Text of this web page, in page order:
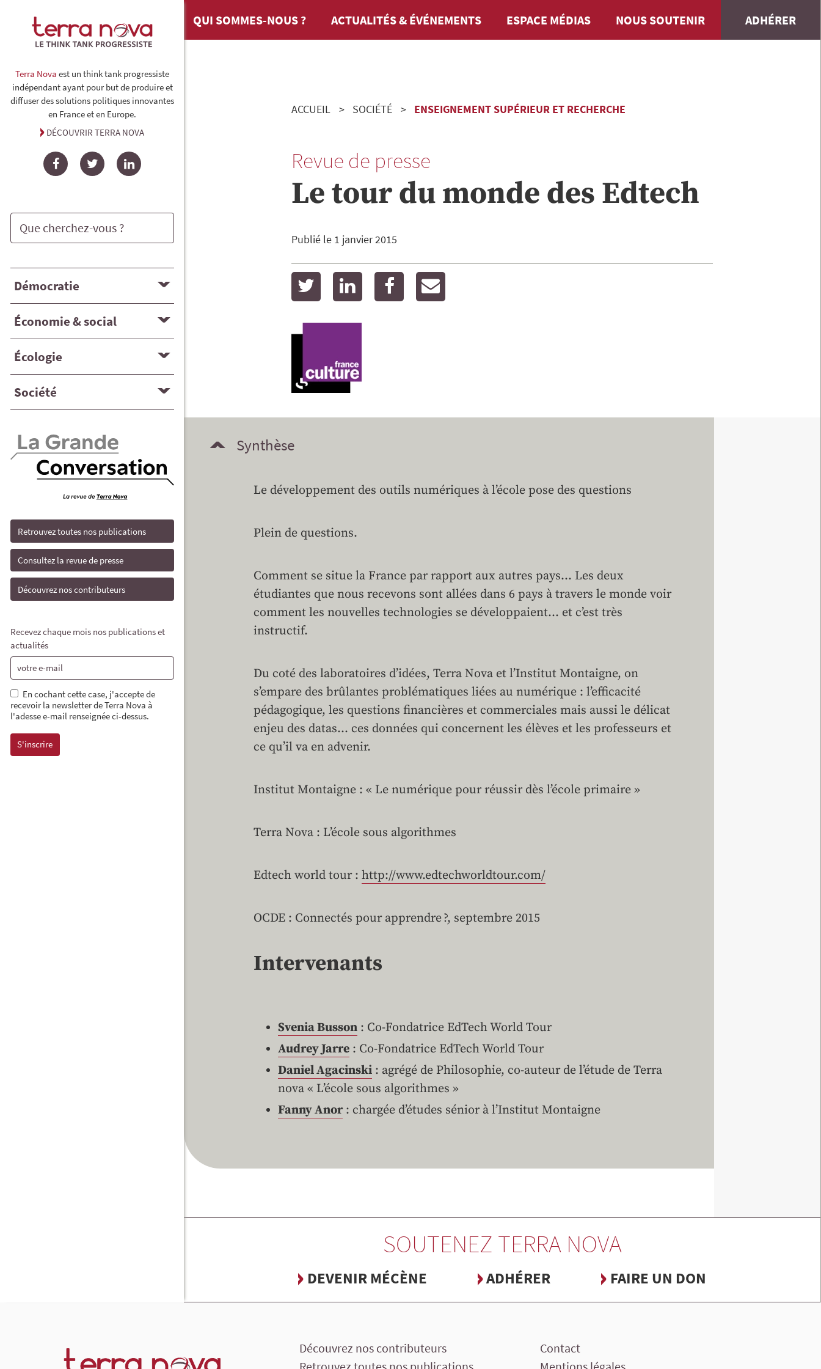
Terra Nova est un think tank progressiste
indépendant ayant pour but de produire et
diffuser des solutions politiques innovantes
en France et en Europe.
DÉCOUVRIR TERRA NOVA
FacebookTwitterLinkedIn
Démocratie
Économie & social
Écologie
Société
Retrouvez toutes nos publications
Consultez la revue de presse
Découvrez nos contributeurs
Recevez chaque mois nos publications et
actualités
En cochant cette case, j'accepte de
recevoir la newsletter de Terra Nova à
l'adesse e-mail renseignée ci-dessus.
QUI SOMMES-NOUS ? ACTUALITÉS & ÉVÉNEMENTS ESPACE MÉDIAS NOUS SOUTENIR ADHÉRER
ACCUEIL SOCIÉTÉ ENSEIGNEMENT SUPÉRIEUR ET RECHERCHE
Revue de presse
Le tour du monde des Edtech
Publié le 1 janvier 2015
twitter linkedin facebook
Synthèse
Le développement des outils numériques à l’école pose des questions
Plein de questions.
Comment se situe la France par rapport aux autres pays… Les deux
étudiantes que nous recevons sont allées dans 6 pays à travers le monde voir
comment les nouvelles technologies se développaient… et c’est très
instructif.
Du coté des laboratoires d’idées, Terra Nova et l’Institut Montaigne, on
s’empare des brûlantes problématiques liées au numérique : l’efficacité
pédagogique, les questions financières et commerciales mais aussi le délicat
enjeu des datas… ces données qui concernent les élèves et les professeurs et
ce qu’il va en advenir.
Institut Montaigne : « Le numérique pour réussir dès l’école primaire »
Terra Nova : L’école sous algorithmes
Edtech world tour :http://www.edtechworldtour.com/
OCDE : Connectés pour apprendre ?, septembre 2015
Intervenants
Svenia Busson : Co-Fondatrice EdTech World Tour
Audrey Jarre : Co-Fondatrice EdTech World Tour
Daniel Agacinski : agrégé de Philosophie, co-auteur de l’étude de Terra
nova « L’école sous algorithmes »
Fanny Anor: chargée d’études sénior à l’Institut Montaigne
SOUTENEZ TERRA NOVA
DEVENIR MÉCÈNE ADHÉRER FAIRE UN DON
Découvrez nos contributeurs
Retrouvez toutes nos publications
Contact
Mentions légales